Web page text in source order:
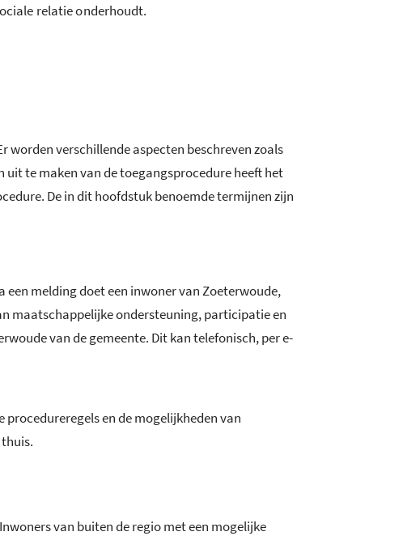
relatie onderhoudt.
worden verschillende aspecten beschreven zoals
te maken van de toegangsprocedure heeft het
De in dit hoofdstuk benoemde termijnen zijn
melding doet een inwoner van Zoeterwoude,
maatschappelijke ondersteuning, participatie en
van de gemeente. Dit kan telefonisch, per e-
en de mogelijkheden van
van buiten de regio met een mogelijke